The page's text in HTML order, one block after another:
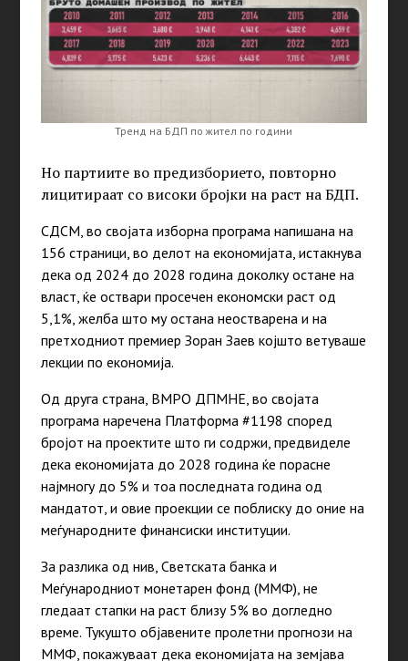
Тренд на БДП пo жител по години
Но партиите во предизборието, повторно
лицитираат со високи бројки на раст на БДП.
СДСМ, во својата изборна програма напишана на
156 страници, во делот на економијата, истакнува
дека од 2024 до 2028 година доколку остане на
власт, ќе оствари просечен економски раст од
5,1%, желба што му остана неостварена и на
претходниот премиер Зоран Заев којшто ветуваше
лекции по економија.
Од друга страна, ВМРО ДПМНЕ, во својата
програма наречена Платформа #1198 според
бројот на проектите што ги содржи, предвиделе
дека економијата до 2028 година ќе порасне
најмногу до 5% и тоа последната година од
мандатот, и овие проекции се поблиску до оние на
меѓународните финансиски институции.
За разлика од нив, Светската банка и
Меѓународниот монетарен фонд (ММФ), не
гледаат стапки на раст близу 5% во догледно
време. Тукушто објавените пролетни прогнози на
ММФ, покажуваат дека економијата на земјава